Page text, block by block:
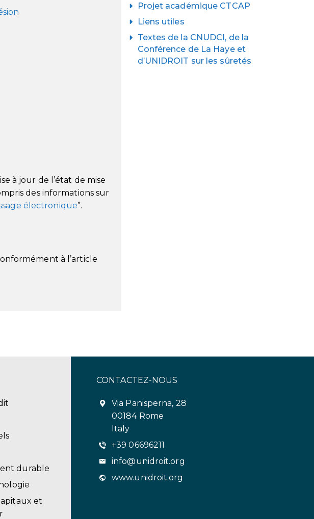
à jour de l’état de mise
des informations sur
électronique”.
à l’article
Projet académique CTCAP
Liens utiles
Textes de la CNUDCI, de la
Conférence de La Haye et
d’UNIDROIT sur les sûretés
durable
et
CONTACTEZ-NOUS
Via Panisperna, 28
00184 Rome
Italy
+39 06696211
info@unidroit.org
www.unidroit.org